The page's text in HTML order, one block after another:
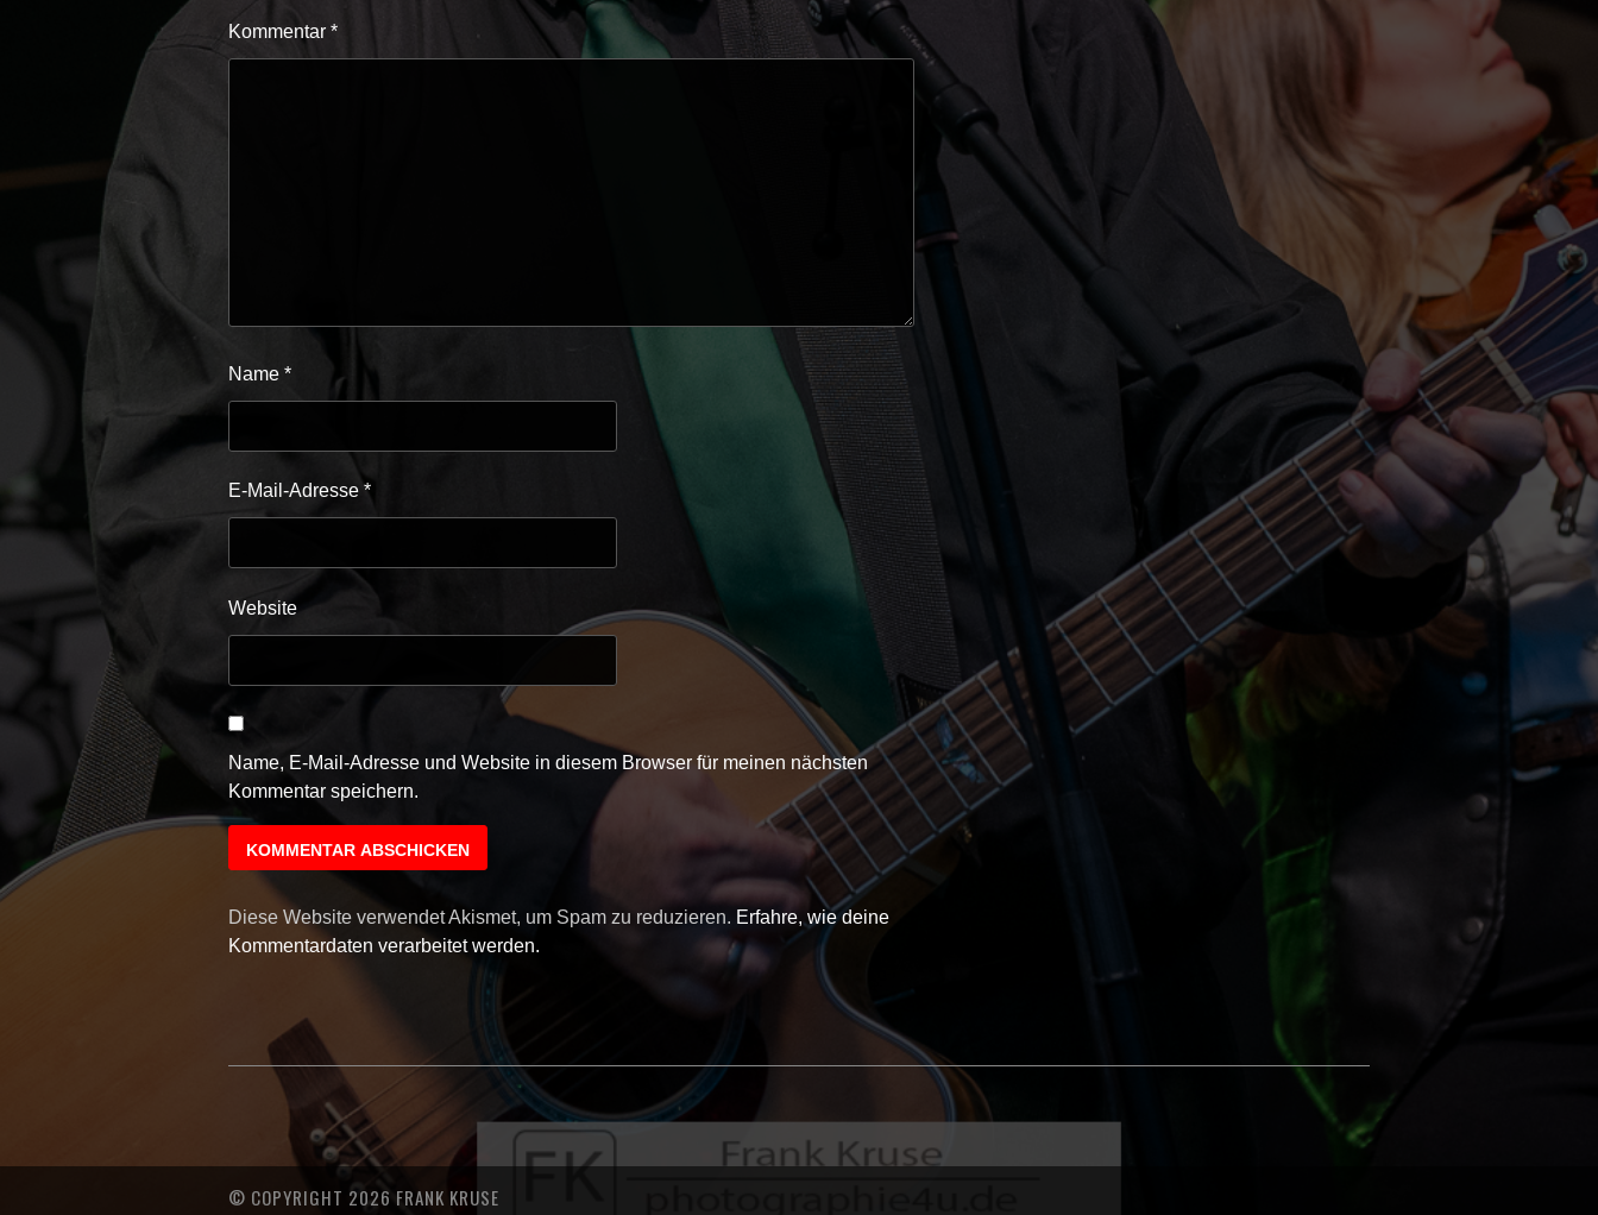
Kommentar *
Name *
E-Mail-Adresse *
Website
Name, E-Mail-Adresse und Website in diesem Browser für meinen nächsten
Kommentar speichern.
Diese Website verwendet Akismet, um Spam zu reduzieren. Erfahre, wie deine
Kommentardaten verarbeitet werden.
© COPYRIGHT 2026 FRANK KRUSE